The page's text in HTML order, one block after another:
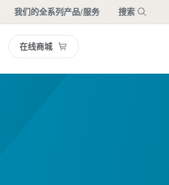
我们的全系列产品/服务 搜索
在线商城